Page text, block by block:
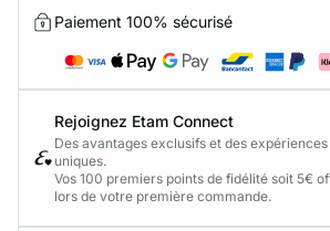
Paiement 100% sécurisé
Rejoignez Etam Connect
Des avantages exclusifs et des expériences
uniques.
Vos 100 premiers points de fidélité soit 5€
lors de votre première commande.​